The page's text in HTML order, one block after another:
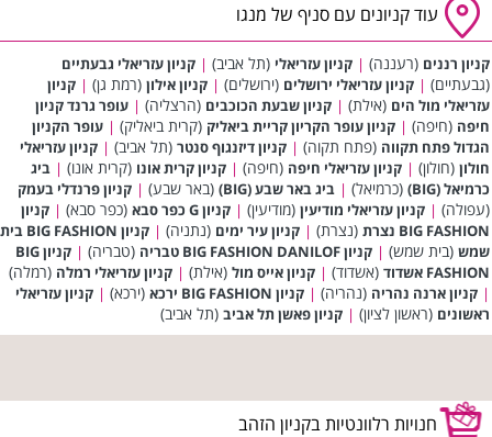
עוד קניונים עם סניף של מנגו
קניון רננים (רעננה) | קניון עזריאלי (תל אביב) | קניון עזריאלי גבעתיים
(גבעתיים) | קניון עזריאלי ירושלים (ירושלים) | קניון אילון (רמת גן) | קניון
עזריאלי מול הים (אילת) | קניון שבעת הכוכבים (הרצליה) | עופר גרנד קניון
חיפה (חיפה) | קניון עופר הקריון קריית ביאליק (קרית ביאליק) | עופר הקניון
הגדול פתח תקווה (פתח תקוה) | קניון דיזנגוף סנטר (תל אביב) | קניון עזריאלי
חולון (חולון) | קניון עזריאלי חיפה (חיפה) | קניון קרית אונו (קרית אונו) | ביג
כרמיאל (BIG)
(כרמיאל) | ביג באר שבע (BIG) (באר שבע) | קניון פרנדלי בעמק
(עפולה) | קניון עזריאלי מודיעין (מודיעין) | קניון G כפר סבא (כפר סבא) | קניון
BIG FASHION נצרת
(נצרת) | קניון עיר ימים (נתניה) |
קניון BIG FASHION בית
שמש (בית שמש) | קניון BIG FASHION DANILOF טבריה (טבריה) |
קניון BIG
FASHION אשדוד
(אשדוד) | קניון אייס מול (אילת) | קניון עזריאלי רמלה (רמלה)
| קניון ארנה נהריה (נהריה) | קניון BIG FASHION ירכא (ירכא) | קניון עזריאלי
ראשונים (ראשון לציון) | קניון פאשן תל אביב (תל אביב)
חנויות רלוונטיות בקניון הזהב